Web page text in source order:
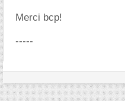
Merci bcp!
-----